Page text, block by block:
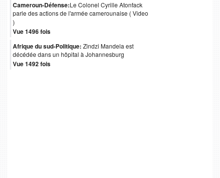
Cameroun-Défense:Le Colonel Cyrille Atonfack
parle des actions de l'armée camerounaise ( Video
)
Vue 1496 fois
Afrique du sud-Politique: Zindzi Mandela est
décédée dans un hôpital à Johannesburg
Vue 1492 fois